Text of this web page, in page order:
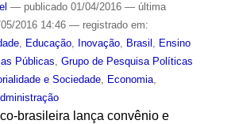
— publicado01/04/2016 — última
2016 14:46 — registrado em:
, Educação, Inovação, Brasil , Ensino
Públicas, Grupo de Pesquisa Políticas
e Sociedade, Economia,
brasileira lança convênio e